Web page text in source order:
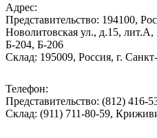
Адрес:
Представительство: 194100,
Новолитовская ул., д.15,
Б-204, Б-206
Склад: 195009, Россия, г.
Телефон:
Представительство: (812) 416-
Склад: (911) 711-80-59,